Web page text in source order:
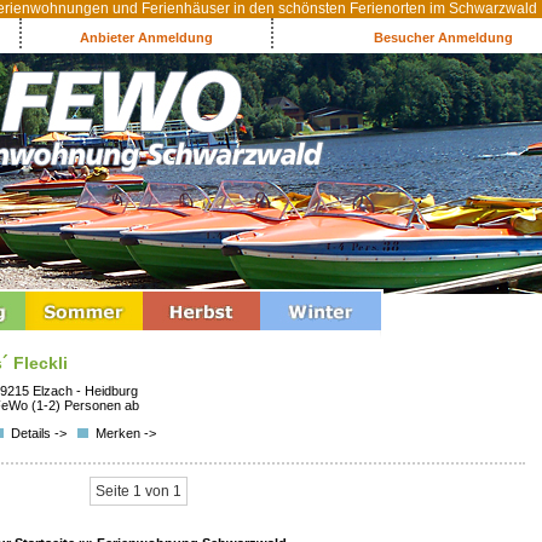
und Ferienhäuser in den schönsten Ferienorten im Schwarzwald
Anbieter Anmeldung Besucher Anmeldung
Fleckli
Elzach - Heidburg
(1-2) Personen ab
Details ->
Merken ->
Seite 1 von 1